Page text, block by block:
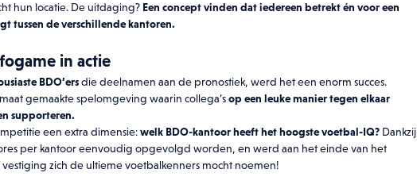
hun locatie. De uitdaging? Een concept vinden dat iedereen betrekt én voor een
tussen de verschillende kantoren.
in actie
BDO’ersdie deelnamen aan de pronostiek, werd het een enorm succes.
gemaakte spelomgeving waarin collega’sop een leuke manier tegen elkaar
supporteren.
een extra dimensie:welk BDO-kantoor heeft het hoogste voetbal-IQ? Dankzij
per kantoor eenvoudig opgevolgd worden, en werd aan het einde van het
zich de ultieme voetbalkenners mocht noemen!